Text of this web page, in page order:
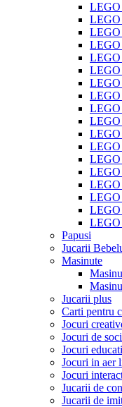
LEGO
LEGO
LEGO
LEGO
LEGO
LEGO
LEGO
LEGO
LEGO
LEGO
LEGO
LEGO
LEGO
LEGO
Papusi
Jucarii
Masinute
Jucarii plus
Carti pentru
Jocuri
Jocuri de
Jocuri
Jocuri in aer
Jocuri
Jucarii de
Jucarii de